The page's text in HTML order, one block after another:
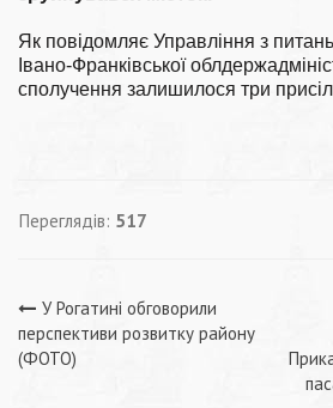
Як повідомляє Управління з
Івано-Франківської
сполучення залишилося три
Переглядів: 517
Навігація
записів
У Рогатині обговорили
перспективи розвитку району
(ФОТО)